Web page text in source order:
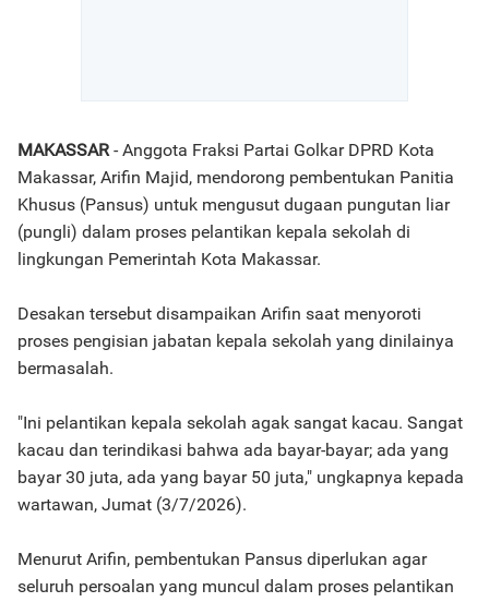
MAKASSAR- Anggota Fraksi Partai Golkar DPRD Kota
Makassar, Arifin Majid, mendorong pembentukan Panitia
Khusus (Pansus) untuk mengusut dugaan pungutan liar
(pungli) dalam proses pelantikan kepala sekolah di
lingkungan Pemerintah Kota Makassar.
Desakan tersebut disampaikan Arifin saat menyoroti
proses pengisian jabatan kepala sekolah yang dinilainya
bermasalah.
"Ini pelantikan kepala sekolah agak sangat kacau. Sangat
kacau dan terindikasi bahwa ada bayar-bayar; ada yang
bayar 30 juta, ada yang bayar 50 juta," ungkapnya kepada
wartawan, Jumat (3/7/2026).
Menurut Arifin, pembentukan Pansus diperlukan agar
seluruh persoalan yang muncul dalam proses pelantikan